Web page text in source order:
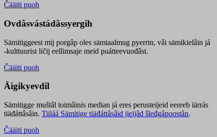
Čääiti puoh
Ovdâsvástádâssyergih
Sämitiggeest mij porgâp oles sämiaalmug pyerrin, vâi sämikielâin já
-kulttuurist ličij eellimsaje meid puátteevuođâst.
Čääiti puoh
Äigikyevdil
Sämitigge muštâl toimâinis median já eres perusteijeid eereeb iärrás
tiäđáttâsâin. Tiiláá Sämitige tiäđáttâsâid jieijâd šleđgâpoostân.
Čääiti puoh